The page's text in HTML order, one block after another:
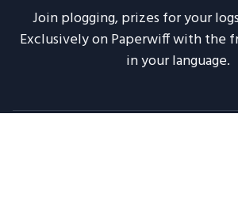
Join plogging, prizes for your
Exclusively on Paperwiff with the
in your language.